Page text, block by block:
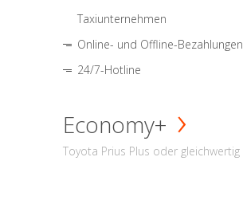
Taxiunternehmen
Online- und Offline-Bezahlungen
24/7-Hotline
Economy+
Toyota Prius Plus oder gleichwertig